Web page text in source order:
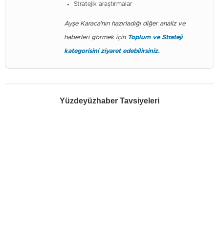
Stratejik araştırmalar
Ayşe Karaca’nın hazırladığı diğer analiz ve
haberleri görmek için Toplum ve Strateji
kategorisini ziyaret edebilirsiniz.
Yüzdeyüzhaber Tavsiyeleri